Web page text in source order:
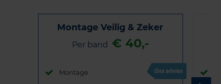
Montage Veilig & Zeker
Per band € 40,-
Montage